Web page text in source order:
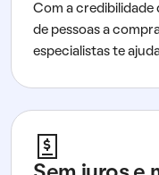
Com a credibilidade
de pessoas a
especialistas te